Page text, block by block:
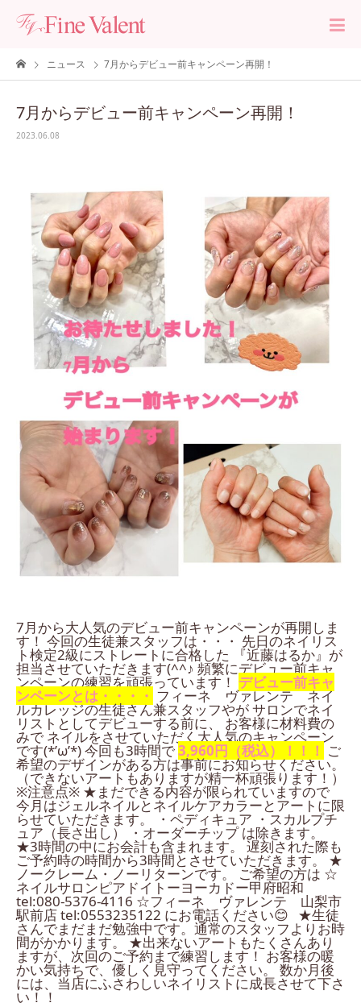
ニュース 7月からデビュー前キャンペーン再開！
7月からデビュー前キャンペーン再開！
2023.06.08
7月から大人気のデビュー前キャンペーンが再開しま
す！ 今回の生徒兼スタッフは・・・ 先日のネイリス
ト検定2級にストレートに合格した 『近藤はるか』が
担当させていただきます(^^♪ 頻繁にデビュー前キャ
ンペーンの練習を頑張っています！ デビュー前キャ
ンペーンとは・・・・ フィーネ ヴァレンテ ネイ
ルカレッジの生徒さん兼スタッフやが サロンでネイ
リストとしてデビューする前に、 お客様に材料費の
みで ネイルをさせていただく大人気のキャンペーン
です(*’ω’*) 今回も3時間で3,960円（税込）！！！ ご
希望のデザインがある方は事前にお知らせください。
（できないアートもありますが精一杯頑張ります！）
※注意点※ ★まだできる内容が限られていますので
今月はジェルネイルとネイルケアカラーとアートに限
らせていただきます。 ・ペディキュア ・スカルプチ
ュア（長さ出し） ・オーダーチップ は除きます。
★3時間の中にお会計も含まれます。 遅刻された際も
ご予約時の時間から3時間とさせていただきます。 ★
ノークレーム・ノーリターンです。 ご希望の方は ☆
ネイルサロンピアドイトーヨーカドー甲府昭和
tel:080-5376-4116 ☆フィーネ ヴァレンテ 山梨市
駅前店 tel:0553235122 にお電話ください😊 ★生徒
さんでまだまだ勉強中です。通常のスタッフよりお時
間がかかります。 ★出来ないアートもたくさんあり
ますが、次回のご予約まで練習します！ お客様の暖
かい気持ちで、優しく見守ってください。 数か月後
には、当店にふさわしいネイリストに成長させて下さ
い！！